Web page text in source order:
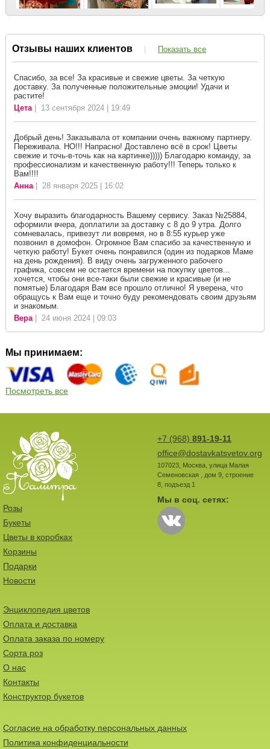
Отзывы наших клиентов | Показать все
Спасибо, за все! За красивые и свежие цветы. За четкую
доставку. За полученные положительные эмоции! Удачи и
растите!
Цета| 13 сентября 2024 | 19:49
Добрый день! Заказывала от компании очень важному партнеру.
Переживала. НО!!! Напрасно! Доставлено всё в срок! Цветы
свежие и точь-в-точь как на картинке))))) Благодарю команду, за
профессионализм и качественную работу!!! Теперь только к
Вам!!!!
Анна| 28 января 2025 | 16:02
Хочу выразить благодарность Вашему сервису. Заказ №25884,
оформили вчера, доплатили за доставку с 8 до 9 утра. Долго
сомневалась, привезут ли вовремя, но в 8:55 курьер уже
позвонил в домофон. Огромное Вам спасибо за качественную и
четкую работу! Букет очень понравился (один из подарков Маме
на день рождения). В виду очень загруженного рабочего
графика, совсем не остается времени на покупку цветов...
хочется, чтобы они все-таки были свежие и красивые (и не
помятые) Благодаря Вам все прошло отлично! Я уверена, что
обращусь к Вам еще и точно буду рекомендовать своим друзьям
и знакомым.
Вера| 24 июня 2024 | 09:03
Мы принимаем:
Посмотреть все
+7 (968) 891-19-11
office@dostavkatsvetov.org
107023, Москва, улица Малая
Семеновская , дом 9, строение
8, подъезд 1
Мы в соц. сетях:
Розы
Букеты
Цветы в коробках
Корзины
Подарки
Новости
Энциклопедия цветов
Оплата и доставка
Оплата заказа по номеру
Сорта роз
О нас
Контакты
Конструктор букетов
Согласие на обработку персональных данных
Политика конфиденциальности